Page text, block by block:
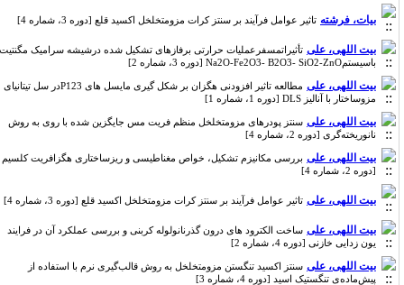
بیات، فرشته تاثیر عوامل فرآیند بر سنتز کرات مزومتخلخل اکسید قلع [دوره 3، شماره 4]
بیت اللهی، علی تأثیراتمسفرعملیات حرارتی برفازهای تشکیل شده درشیشه سرامیک مگنتیت
باسیستمNa2O-Fe2O3- B2O3- SiO2-ZnO [دوره 3، شماره 2]
بیت اللهی، علی
مطالعه تاثیر افزودنی هگزان بر شکل گیری مایسل های P123در سل تیتانیای
مزوساختار با آنالیز DLS [دوره 1، شماره 1]
بیت اللهی، علی سنتز پودرهای مزومتخلخل منظم فریت مس جایگزین شده با روی به روش
نانوریخته‌گری [دوره 2، شماره 4]
بیت اللهی، علی بررسی مکانیزم تشکیل، خواص مغناطیسی و ریزساختاری هگزافریت کلسیم
[دوره 2، شماره 4]
بیت اللهی، علی تاثیر عوامل فرآیند بر سنتز کرات مزومتخلخل اکسید قلع [دوره 3، شماره 4]
بیت اللهی، علی ساخت الکترود های درون گذرنانولوله کربنی و بررسی عملکرد آن در فرایند
یون زدایی خازنی [دوره 4، شماره 2]
بیت اللهی، علی سنتز اکسید تنگستن مزومتخلخل به روش قالب‌گیری نرم با استفاده از
پیش‌ماده‌ی تنگستیک اسید [دوره 4، شماره 3]